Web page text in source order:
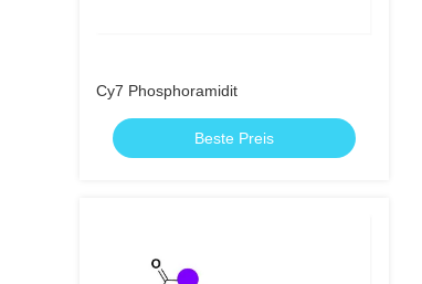
Cy7 Phosphoramidit
Beste Preis